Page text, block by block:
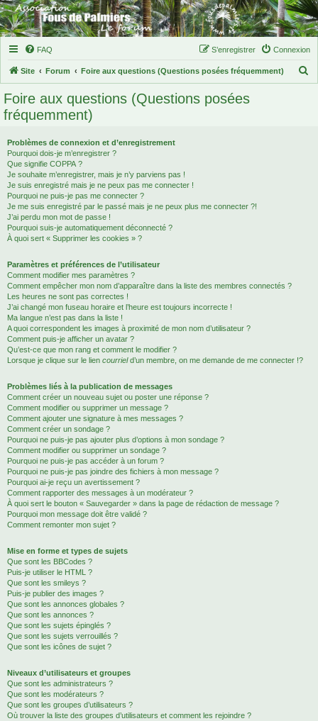
FAQ Connexion
S’enregistrer
Site Forum Foire aux questions (Questions posées fréquemment)
Foire aux questions (Questions posées
fréquemment)
Problèmes de connexion et d’enregistrement
Pourquoi dois-je m’enregistrer ?
Que signifie COPPA ?
Je souhaite m’enregistrer, mais je n’y parviens pas !
Je suis enregistré mais je ne peux pas me connecter !
Pourquoi ne puis-je pas me connecter ?
Je me suis enregistré par le passé mais je ne peux plus me connecter ?!
J’ai perdu mon mot de passe !
Pourquoi suis-je automatiquement déconnecté ?
À quoi sert « Supprimer les cookies » ?
Paramètres et préférences de l’utilisateur
Comment modifier mes paramètres ?
Comment empêcher mon nom d’apparaître dans la liste des membres connectés ?
Les heures ne sont pas correctes !
J’ai changé mon fuseau horaire et l’heure est toujours incorrecte !
Ma langue n’est pas dans la liste !
A quoi correspondent les images à proximité de mon nom d’utilisateur ?
Comment puis-je afficher un avatar ?
Qu’est-ce que mon rang et comment le modifier ?
Lorsque je clique sur le lien courrield’un membre, on me demande de me connecter !?
Problèmes liés à la publication de messages
Comment créer un nouveau sujet ou poster une réponse ?
Comment modifier ou supprimer un message ?
Comment ajouter une signature à mes messages ?
Comment créer un sondage ?
Pourquoi ne puis-je pas ajouter plus d’options à mon sondage ?
Comment modifier ou supprimer un sondage ?
Pourquoi ne puis-je pas accéder à un forum ?
Pourquoi ne puis-je pas joindre des fichiers à mon message ?
Pourquoi ai-je reçu un avertissement ?
Comment rapporter des messages à un modérateur ?
À quoi sert le bouton « Sauvegarder » dans la page de rédaction de message ?
Pourquoi mon message doit être validé ?
Comment remonter mon sujet ?
Mise en forme et types de sujets
Que sont les BBCodes ?
Puis-je utiliser le HTML ?
Que sont les smileys ?
Puis-je publier des images ?
Que sont les annonces globales ?
Que sont les annonces ?
Que sont les sujets épinglés ?
Que sont les sujets verrouillés ?
Que sont les icônes de sujet ?
Niveaux d’utilisateurs et groupes
Que sont les administrateurs ?
Que sont les modérateurs ?
Que sont les groupes d’utilisateurs ?
Où trouver la liste des groupes d’utilisateurs et comment les rejoindre ?